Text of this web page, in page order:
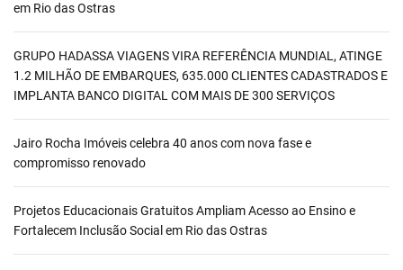
em Rio das Ostras
GRUPO HADASSA VIAGENS VIRA REFERÊNCIA MUNDIAL, ATINGE
1.2 MILHÃO DE EMBARQUES, 635.000 CLIENTES CADASTRADOS E
IMPLANTA BANCO DIGITAL COM MAIS DE 300 SERVIÇOS
Jairo Rocha Imóveis celebra 40 anos com nova fase e
compromisso renovado
Projetos Educacionais Gratuitos Ampliam Acesso ao Ensino e
Fortalecem Inclusão Social em Rio das Ostras